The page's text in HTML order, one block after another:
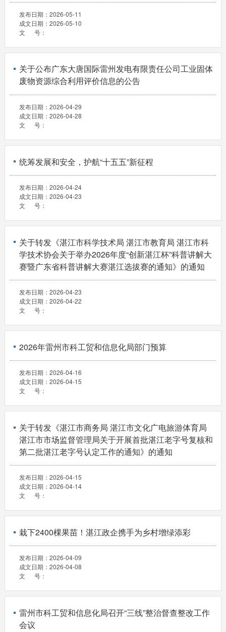
发布日期： 2026-05-11
成文日期： 2026-05-10
文 号：
关于公布广东大唐国际雷州发电有限责任公司工业固体
废物资源综合利用评价信息的公告
发布日期： 2026-04-29
成文日期： 2026-04-28
文 号：
统筹发展和安全，护航“十五五”新征程
发布日期： 2026-04-24
成文日期： 2026-04-23
文 号：
关于转发《湛江市科学技术局 湛江市教育局 湛江市科
学技术协会关于举办2026年度“创新湛江杯”科普讲解大
赛暨广东省科普讲解大赛湛江选拔赛的通知》的通知
发布日期： 2026-04-23
成文日期： 2026-04-22
文 号：
2026年雷州市科工贸和信息化局部门预算
发布日期： 2026-04-16
成文日期： 2026-04-15
文 号：
关于转发《湛江市商务局 湛江市文化广电旅游体育局
湛江市市场监督管理局关于开展首批湛江老字号复核和
第二批湛江老字号认定工作的通知》的通知
发布日期： 2026-04-15
成文日期： 2026-04-14
文 号：
栽下2400棵果苗！湛江政企携手为乡村增绿添彩
发布日期： 2026-04-09
成文日期： 2026-04-08
文 号：
雷州市科工贸和信息化局召开“三线”整治督查整改工作
会议